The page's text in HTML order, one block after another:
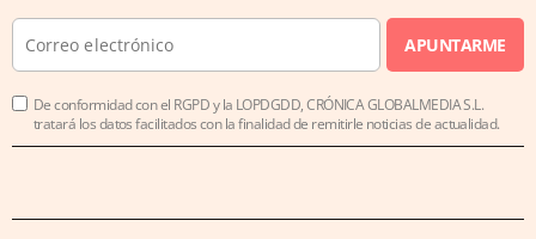
APUNTARME
De conformidad con el RGPD y la LOPDGDD, CRÓNICA GLOBALMEDIA S.L.
tratará los datos facilitados con la finalidad de remitirle noticias de actualidad.